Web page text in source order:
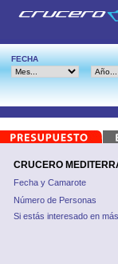
FECHA
CRUCERO
Fecha y Camarote
Número de Personas
Si estás interesado en